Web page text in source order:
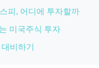
피, 어디에 투자할까
미국주식 투자
비하기